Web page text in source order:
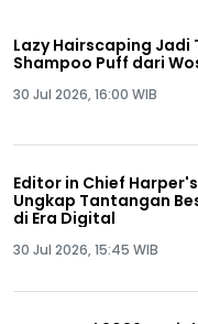
Lazy Hairscaping Jadi
Shampoo Puff dari
30 Jul 2026, 16:00 WIB
Editor in Chief
Ungkap Tantangan
di Era Digital
30 Jul 2026, 15:45 WIB